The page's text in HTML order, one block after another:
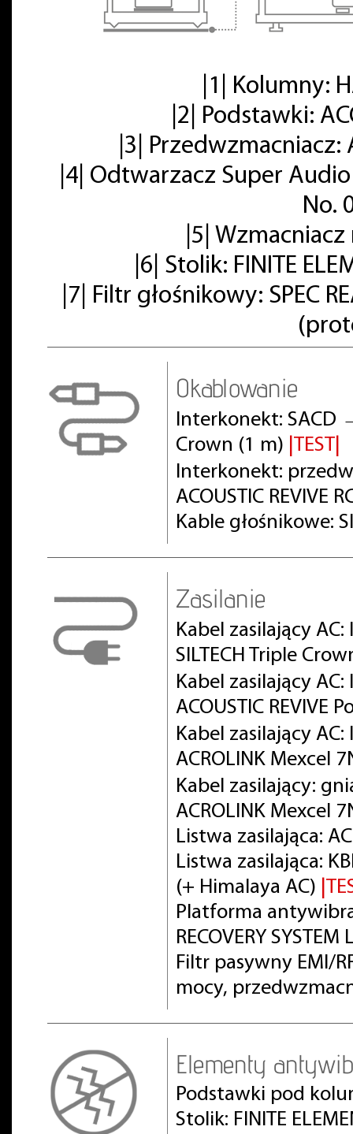
|1| Kolumny:
|2| Podstawki:
|3| Przedwzmacniacz:
|4| Odtwarzacz Super
No.
|5|
|6| Stolik: FINITE
|7| Filtr głośnikowy: SPEC
Okablowanie
Interkonekt: SACD
Crown (1 m)
|TEST|
Interkonekt:
ACOUSTIC REVIVE
Kable głośnikowe:
Zasilanie
Kabel zasilający
SILTECH Triple
Kabel zasilający
ACOUSTIC REVIVE
Kabel zasilający
ACROLINK Mexcel
Kabel zasilający:
ACROLINK Mexcel
Listwa zasilająca:
Listwa zasilająca:
(+ Himalaya AC)
Platforma
RECOVERY
Filtr pasywny EMI/
mocy,
Elementy
Podstawki pod
Stolik: FINITE